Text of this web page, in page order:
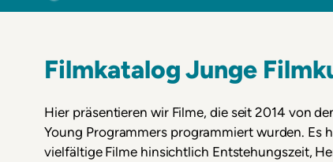
Filmkatalog Junge
Hier präsentieren wir Filme, die seit 2014 von
Young Programmers programmiert wurden. Es
vielfältige Filme hinsichtlich Entstehungszeit,